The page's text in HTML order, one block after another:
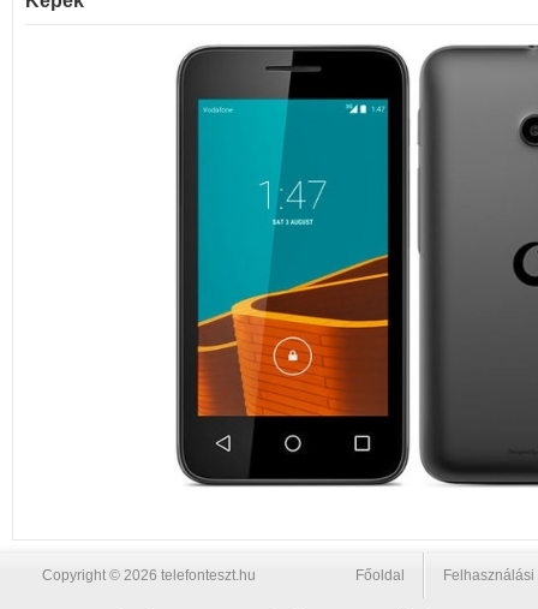
Copyright © 2026 telefonteszt.hu Főoldal